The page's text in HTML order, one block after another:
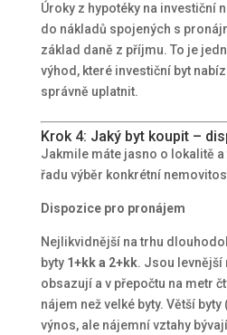
Úroky z hypotéky na investiční
do nákladů spojených s
základ daně z příjmu. To je
výhod, které investiční byt
správně uplatnit.
Krok 4: Jaký byt koupit –
Jakmile máte jasno o lokalitě
řadu výběr konkrétní
Dispozice pro pronájem
Nejlikvidnější na trhu
byty 1+kk a 2+kk. Jsou levnější
obsazují a v přepočtu na metr
nájem než velké byty. Větší
výnos, ale nájemní vztahy